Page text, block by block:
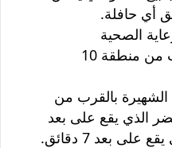
أي حافلة.
الصحية
منطقة 10
بالقرب من
الخضر الذي يقع على بعد
دقيقتين وبلو مارت JVC1 الذي يقع على بعد 7 دقائق.